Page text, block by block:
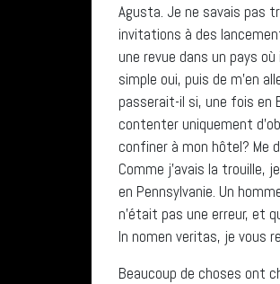
Agusta. Je ne savais pas
invitations à des
une revue dans un pays
simple oui, puis de m’en
passerait-il si, une fois en
contenter uniquement
confiner à mon hôtel? Me
Comme j’avais la trouille,
en Pennsylvanie. Un
n’était pas une erreur, et
In nomen veritas, je vous
Beaucoup de choses ont